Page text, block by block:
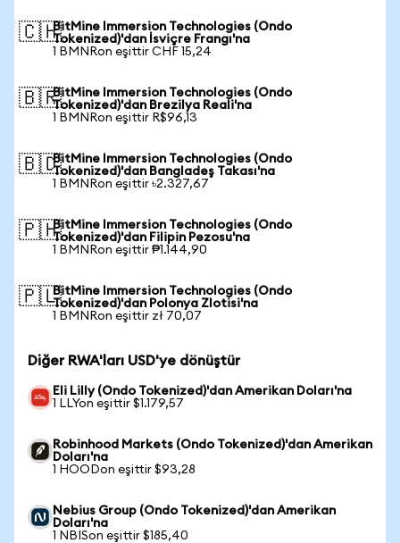
🇨🇭BitMine Immersion Technologies (Ondo
Tokenized)'dan İsviçre Frangı'na
1 BMNRon eşittir CHF 15,24
🇧🇷BitMine Immersion Technologies (Ondo
Tokenized)'dan Brezilya Reali'na
1 BMNRon eşittir R$96,13
🇧🇩BitMine Immersion Technologies (Ondo
Tokenized)'dan Bangladeş Takası'na
1 BMNRon eşittir ৳2.327,67
🇵🇭BitMine Immersion Technologies (Ondo
Tokenized)'dan Filipin Pezosu'na
1 BMNRon eşittir ₱1.144,90
🇵🇱BitMine Immersion Technologies (Ondo
Tokenized)'dan Polonya Zlotisi'na
1 BMNRon eşittir zł 70,07
Diğer RWA'ları USD'ye dönüştür
Eli Lilly (Ondo Tokenized)'dan Amerikan Doları'na
1 LLYon eşittir $1.179,57
Robinhood Markets (Ondo Tokenized)'dan Amerikan
Doları'na
1 HOODon eşittir $93,28
Nebius Group (Ondo Tokenized)'dan Amerikan
Doları'na
1 NBISon eşittir $185,40